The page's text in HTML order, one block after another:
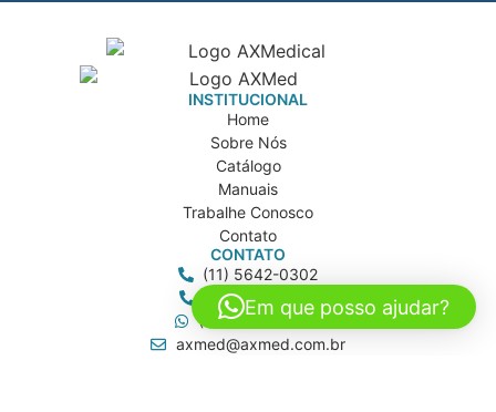
INSTITUCIONAL
Home
Sobre Nós
Catálogo
Manuais
Trabalhe Conosco
Contato
CONTATO
(11) 5642-0302
(11) 5641-6213
(11) 97997-0205
axmed@axmed.com.br
Em que posso ajudar?